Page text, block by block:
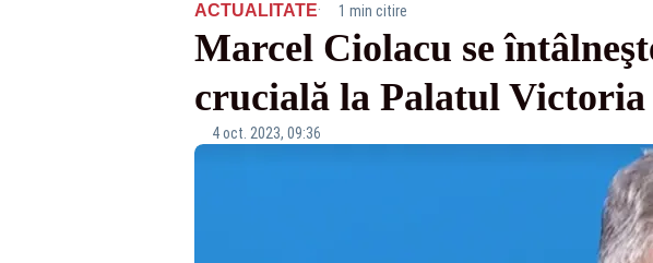
ACTUALITATE· 1 min citire
Marcel Ciolacu se
crucială la Palatul Victoria
4 oct. 2023, 09:36